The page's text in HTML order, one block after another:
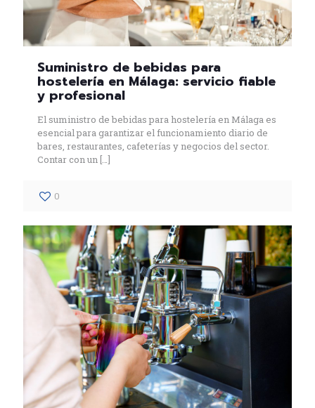
Suministro de bebidas para
hostelería en Málaga: servicio fiable
y profesional
El suministro de bebidas para hostelería en Málaga es
esencial para garantizar el funcionamiento diario de
bares, restaurantes, cafeterías y negocios del sector.
Contar con un[…]
0